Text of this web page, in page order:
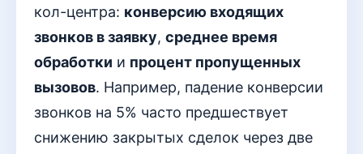
кол-центра: конверсию входящих
звонков в заявку, среднее время
обработки и процент пропущенных
вызовов. Например, падение конверсии
звонков на 5% часто предшествует
снижению закрытых сделок через две